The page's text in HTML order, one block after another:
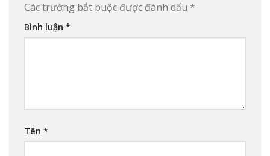
Các trường bắt buộc được đánh dấu *
Bình luận *
Tên *